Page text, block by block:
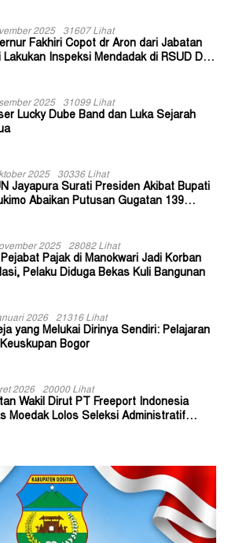
2025 31607 Lihat
Fakhiri Copot dr Aron dari Jabatan
Lakukan Inspeksi Mendadak di RSUD Dok
2025 31099 Lihat
Lucky Dube Band dan Luka Sejarah
2025 30336 Lihat
Jayapura Surati Presiden Akibat Bupati
Abaikan Putusan Gugatan 139
2025 28082 Lihat
Pajak di Manokwari Jadi Korban
Pelaku Diduga Bekas Kuli Bangunan
2026 21316 Lihat
yang Melukai Dirinya Sendiri: Pelajaran
Bogor
2026 20000 Lihat
Wakil Dirut PT Freeport Indonesia
Moedak Lolos Seleksi Administratif